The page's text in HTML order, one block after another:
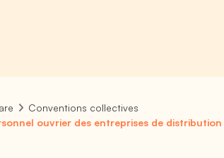
Conventions collectives
ouvrier des entreprises de